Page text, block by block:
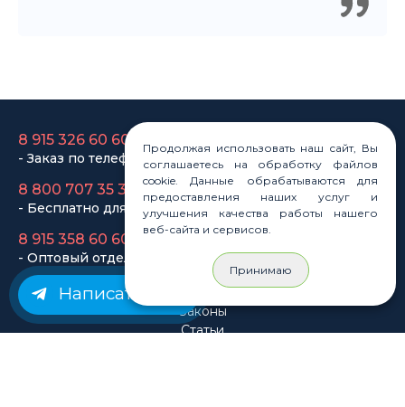
8 915 326 60 60
- Заказ по телефону
8 800 707 35 36
- Бесплатно для регионов
8 915 358 60 60
Законы
Новости
Карта сайта
Написать нам
Продолжая использовать наш сайт, Вы
соглашаетесь на обработку файлов
cookie. Данные обрабатываются для
предоставления наших услуг и
улучшения качества работы нашего
веб-сайта и сервисов.
Принимаю